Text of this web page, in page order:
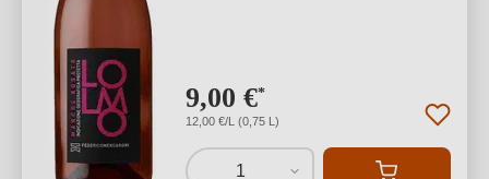
9,00 €*
12,00 €/L (0,75 L)
1